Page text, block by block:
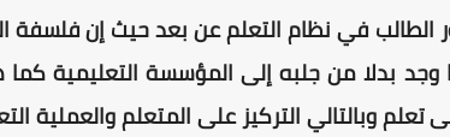
في نظام التعلم عن بعد حيث إن فلسفة
وجد بدلا من جلبه إلى المؤسسة التعليمية كما
تعلم وبالتالي التركيز على المتعلم والعملية